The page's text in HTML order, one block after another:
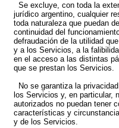
Se excluye, con toda la
jurídico argentino, cualquier
toda naturaleza que puedan
continuidad del
defraudación de la utilidad
y a los Servicios, a la
en el acceso a las distintas
que se prestan los Servicios.
No se garantiza la
los Servicios y, en particular,
autorizados no puedan tener
características y
y de los Servicios.